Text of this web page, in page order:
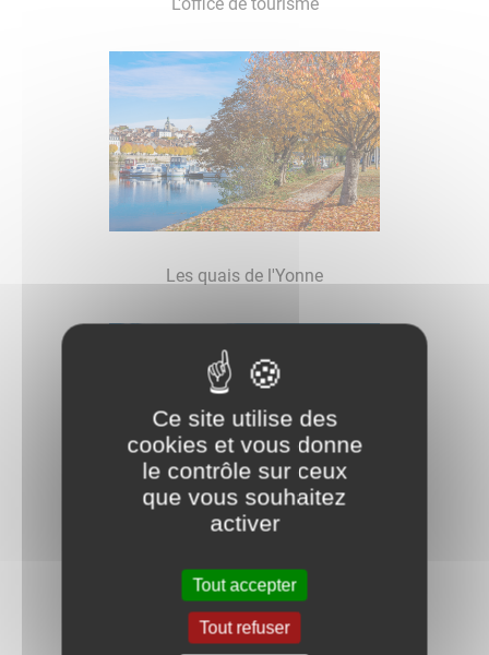
​​​​​Les quais de l'Yonne
Retour à l'accueil
Ce site utilise des
cookies et vous donne
le contrôle sur ceux
que vous souhaitez
activer
Tout accepter
Tout refuser